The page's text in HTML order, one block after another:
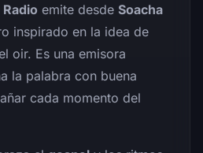
emite desde Soacha
inspirado en la idea de
oir. Es una emisora
la palabra con buena
cada momento del